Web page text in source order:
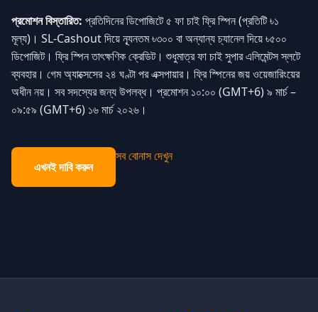
প্রমোশন বিস্তারিত: প্রতিদিনের ডিপোজিটে ৫ ফা চাই ফ্রি স্পিন (প্রতিটি ৳১
মূল্য)। SL-Cashout দিয়ে ন্যূনতম ৳৩০০ বা অন্যান্য চ্যানেল দিয়ে ৳৫০০
ডিপোজিট। ফ্রি স্পিন তাৎক্ষণিক ক্রেডিট। শুধুমাত্র ফা চাই সুপার এলিমেন্টস স্লটে
ব্যবহার। গেম অ্যাক্সেসের ২৪ ঘণ্টা পর এক্সপায়ার। ফ্রি স্পিনের জয় ওয়েজারিংয়ের
অধীন নয়। সব সদস্যের জন্য উপলব্ধ। প্রমোশন ১০:০০ (GMT+6) ৯ মার্চ –
০৯:৫৯ (GMT+6) ১৬ মার্চ ২০২৬।
এখনই দাবি করুন
সব বোনাস দেখুন